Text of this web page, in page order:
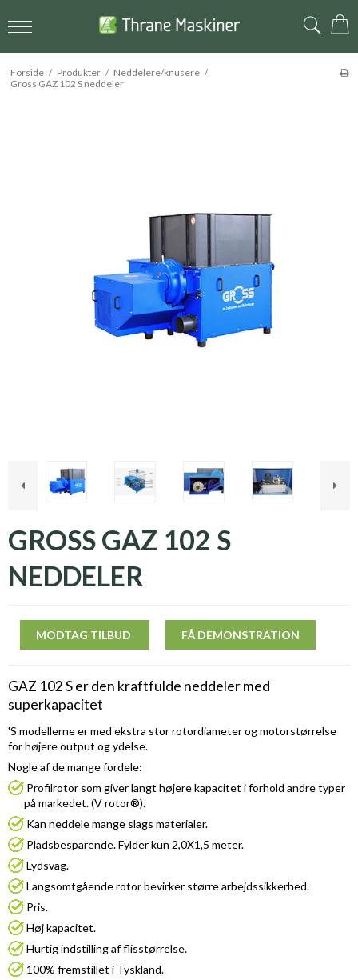
Forside / Produkter / Neddelere/knusere /
Gross GAZ 102 S neddeler
GROSS GAZ 102 S
NEDDELER
MODTAG TILBUD FÅ DEMONSTRATION
GAZ 102 S er den kraftfulde neddeler med
superkapacitet
'S modellerne er med ekstra stor rotordiameter og motorstørrelse
for højere output og ydelse.
Nogle af de mange fordele:
Profilrotor som giver langt højere kapacitet i forhold andre typer
på markedet. (V rotor®).
Kan neddele mange slags materialer.
Pladsbesparende. Fylder kun 2,0X1,5 meter.
Lydsvag.
Langsomtgående rotor bevirker større arbejdssikkerhed.
Pris.
Høj kapacitet.
Hurtig indstilling af flisstørrelse.
100% fremstillet i Tyskland.